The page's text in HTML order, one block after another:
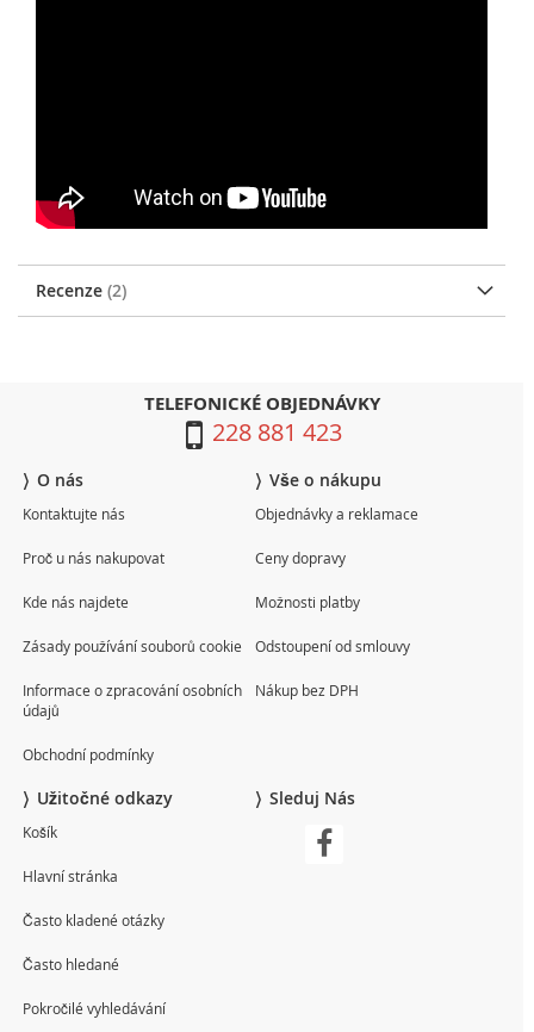
Recenze 2
TELEFONICKÉ OBJEDNÁVKY
228 881 423
O nás
Kontaktujte nás
Proč u nás nakupovat
Kde nás najdete
Zásady používání souborů cookie
Informace o zpracování osobních
údajů
Obchodní podmínky
Vše o nákupu
Objednávky a reklamace
Ceny dopravy
Možnosti platby
Odstoupení od smlouvy
Nákup bez DPH
Užitočné odkazy
Košík
Hlavní stránka
Často kladené otázky
Často hledané
Pokročilé vyhledávání
Sleduj Nás